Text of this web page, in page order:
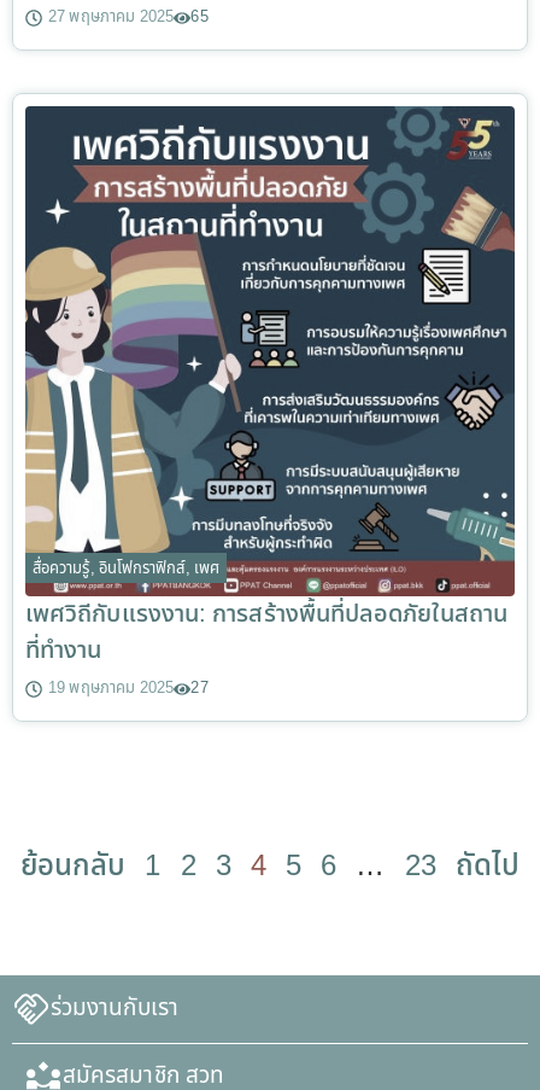
27 พฤษภาคม 2025 65
สื่อความรู้, อินโฟกราฟิกส์, เพศ
เพศวิถีกับแรงงาน: การสร้างพื้นที่ปลอดภัยในสถาน
ที่ทำงาน
19 พฤษภาคม 2025 27
ย้อนกลับ 1 2 3 4 5 6 … 23 ถัดไป
ร่วมงานกับเรา
สมัครสมาชิก สวท